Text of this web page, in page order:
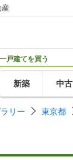
一戸建てを買う
新築 中古
リー 東京都